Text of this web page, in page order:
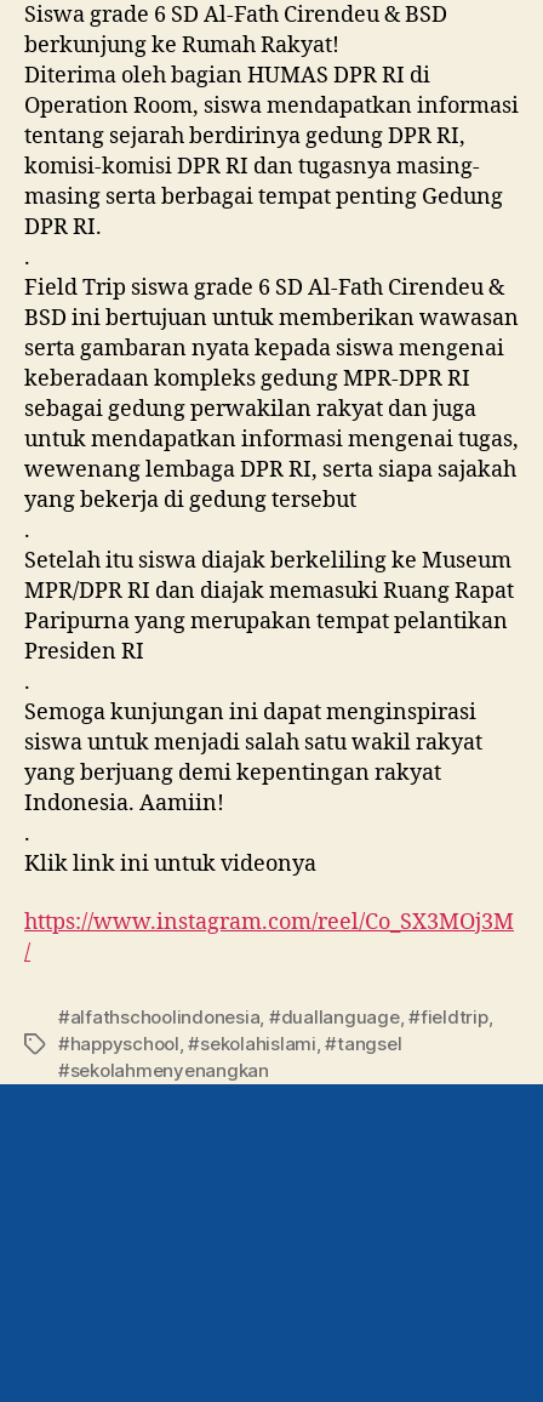
Siswa grade 6 SD Al-Fath Cirendeu & BSD
berkunjung ke Rumah Rakyat!
Diterima oleh bagian HUMAS DPR RI di
Operation Room, siswa mendapatkan informasi
tentang sejarah berdirinya gedung DPR RI,
komisi-komisi DPR RI dan tugasnya masing-
masing serta berbagai tempat penting Gedung
DPR RI.
.
Field Trip siswa grade 6 SD Al-Fath Cirendeu &
BSD ini bertujuan untuk memberikan wawasan
serta gambaran nyata kepada siswa mengenai
keberadaan kompleks gedung MPR-DPR RI
sebagai gedung perwakilan rakyat dan juga
untuk mendapatkan informasi mengenai tugas,
wewenang lembaga DPR RI, serta siapa sajakah
yang bekerja di gedung tersebut
.
Setelah itu siswa diajak berkeliling ke Museum
MPR/DPR RI dan diajak memasuki Ruang Rapat
Paripurna yang merupakan tempat pelantikan
Presiden RI
.
Semoga kunjungan ini dapat menginspirasi
siswa untuk menjadi salah satu wakil rakyat
yang berjuang demi kepentingan rakyat
Indonesia. Aamiin!
.
Klik link ini untuk videonya
https://www.instagram.com/reel/Co_SX3MOj3M
/
#alfathschoolindonesia, #duallanguage,#fieldtrip,
#happyschool,#sekolahislami,#tangsel
#sekolahmenyenangkan